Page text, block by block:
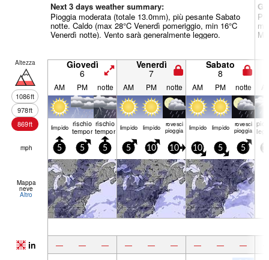
Next 3 days weather summary:
Pioggia moderata (totale 13.0mm), più pesante Sabato
notte. Caldo (max 28°C Venerdì pomeriggio, min 16°C
Venerdì notte). Vento sarà generalmente leggero.
Altezza
1086ft
978ft
869ft
Giovedì
6
Venerdì
7
Sabato
8
AM PM notte AM PM notte AM PM notte
limp­ido rischio
temporale
rischio
temporalelimp­ido limp­ido rovesci
pioggia limp­ido limp­ido rovesci
pioggia
mph 5 5 5 5 10 10 10 5 5
Mappa
neve
Altro
in — — — — — — — — —